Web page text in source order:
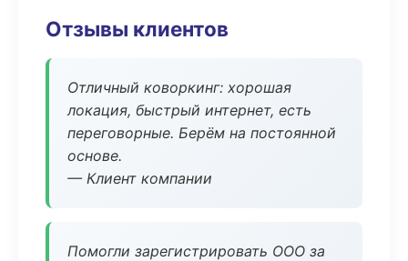
Отзывы клиентов
Отличный коворкинг: хорошая
локация, быстрый интернет, есть
переговорные. Берём на постоянной
основе.
— Клиент компании
Помогли зарегистрировать ООО за